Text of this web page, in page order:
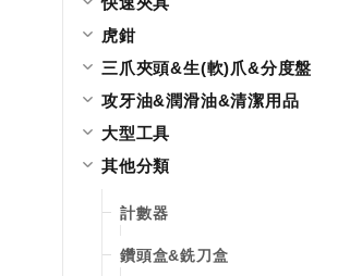
虎鉗
三爪夾頭&生(軟)爪&分度盤
攻牙油&潤滑油&清潔用品
大型工具
其他分類
計數器
鑽頭盒&銑刀盒